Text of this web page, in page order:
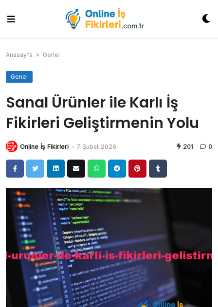
content
Anasayfa » Genel
Genel
Sanal Ürünler ile Karlı İş
Fikirleri Geliştirmenin Yolu
Online İş Fikirleri - 7 Şubat 2026 201 0